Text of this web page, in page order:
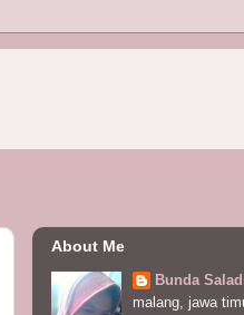
About Me
Bunda
malang, jawa